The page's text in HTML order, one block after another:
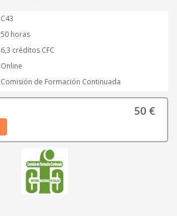
C43
50 horas
6,3 créditos CFC
Online
Comisión de Formación Continuada
50 €